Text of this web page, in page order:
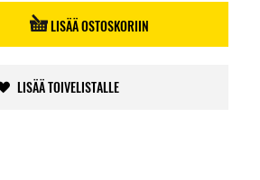
LISÄÄ OSTOSKORIIN
LISÄÄ TOIVELISTALLE